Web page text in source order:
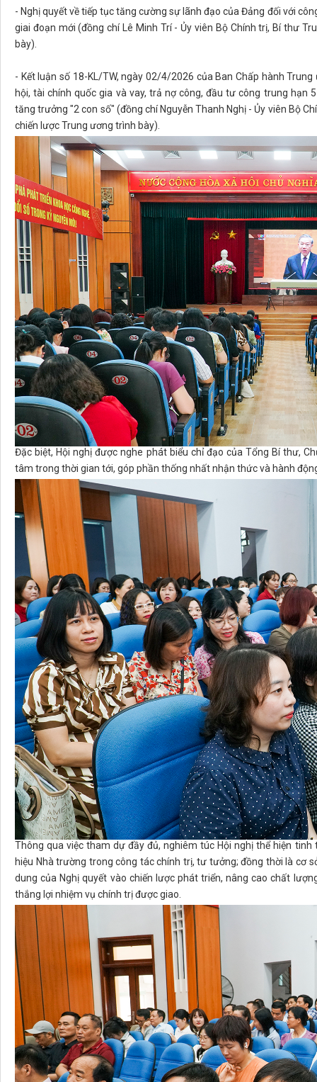
- Nghị quyết về tiếp tục tăng cường sự lãnh đạo của Đảng đối với
giai đoạn mới (đồng chí Lê Minh Trí - Ủy viên Bộ Chính trị, Bí thư
bày).
- Kết luận số 18-KL/TW, ngày 02/4/2026 của Ban Chấp hành
hội, tài chính quốc gia và vay, trả nợ công, đầu tư công trung
tăng trưởng "2 con số" (đồng chí Nguyễn Thanh Nghị - Ủy viên Bộ
chiến lược Trung ương trình bày).
Đặc biệt, Hội nghị được nghe phát biểu chỉ đạo của Tổng Bí thư,
tâm trong thời gian tới, góp phần thống nhất nhận thức và hành
Thông qua việc tham dự đầy đủ, nghiêm túc Hội nghị thể hiện
hiệu Nhà trường trong công tác chính trị, tư tưởng; đồng thời là cơ
dung của Nghị quyết vào chiến lược phát triển, nâng cao chất
thắng lợi nhiệm vụ chính trị được giao.